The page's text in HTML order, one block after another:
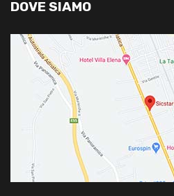
DOVE SIAMO